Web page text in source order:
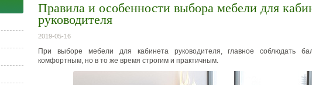
Правила и особенности выбора мебели для
руководителя
2019-05-16
При выборе мебели для кабинета руководителя, главное соблюдать
комфортным, но в то же время строгим и практичным.